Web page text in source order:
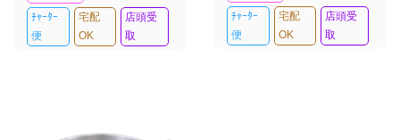
ﾁｬｰﾀｰ
便
宅配
OK
店頭受
取
ﾁｬｰﾀｰ
便
宅配
OK
店頭受
取